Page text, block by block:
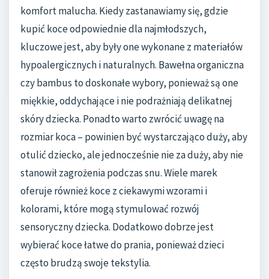
komfort malucha. Kiedy zastanawiamy się, gdzie
kupić koce odpowiednie dla najmłodszych,
kluczowe jest, aby były one wykonane z materiałów
hypoalergicznych i naturalnych. Bawełna organiczna
czy bambus to doskonałe wybory, ponieważ są one
miękkie, oddychające i nie podrażniają delikatnej
skóry dziecka. Ponadto warto zwrócić uwagę na
rozmiar koca – powinien być wystarczająco duży, aby
otulić dziecko, ale jednocześnie nie za duży, aby nie
stanowił zagrożenia podczas snu. Wiele marek
oferuje również koce z ciekawymi wzorami i
kolorami, które mogą stymulować rozwój
sensoryczny dziecka. Dodatkowo dobrze jest
wybierać koce łatwe do prania, ponieważ dzieci
często brudzą swoje tekstylia.